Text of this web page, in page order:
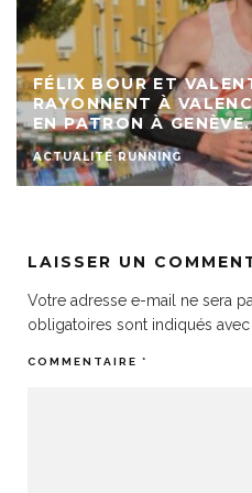
FÉLIX BOUR ET
RAYONNENT À
EN PATRON À GENÈVE.
ACTUALITÉ RUNNING
LAISSER UN
Votre adresse e-mail ne sera
obligatoires sont indiqués avec
COMMENTAIRE *